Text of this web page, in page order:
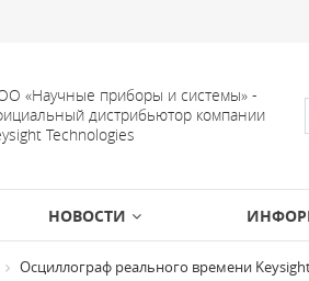
«Научные приборы и системы» -
дистрибьютор компании
Technologies
НОВОСТИ
Осциллограф реального времени